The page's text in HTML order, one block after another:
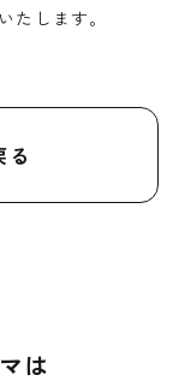
たします。
る
は